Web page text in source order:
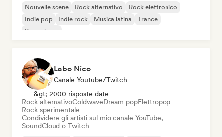
Nouvelle scene Rock alternativo
Rock elettronico
Indie pop
Indie rock Musica latina
Trance
Pop urbano
Labo Nico
Canale Youtube/Twitch
&gt; 2000 risposte date
Rock alternativoColdwaveDream popElettropop
Rock sperimentale
Condividere gli artisti sul mio canale YouTube,
SoundCloud o Twitch